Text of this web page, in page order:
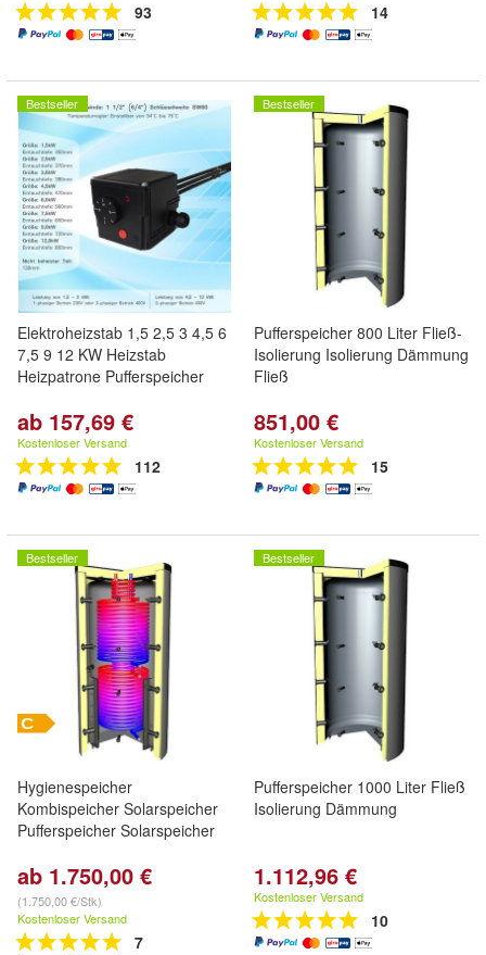
93 14
Bestseller
Elektroheizstab 1,5 2,5 3 4,5 6
7,5 9 12 KW Heizstab
Heizpatrone Pufferspeicher
ab 157,69 €
Kostenloser Versand
112
Bestseller
Pufferspeicher 800 Liter Fließ-
Isolierung Isolierung Dämmung
Fließ
851,00 €
Kostenloser Versand
15
Bestseller
Hygienespeicher
Kombispeicher Solarspeicher
Pufferspeicher Solarspeicher
ab 1.750,00 €
(1.750,00 €/Stk)
Kostenloser Versand
7
Bestseller
Pufferspeicher 1000 Liter Fließ
Isolierung Dämmung
1.112,96 €
Kostenloser Versand
10